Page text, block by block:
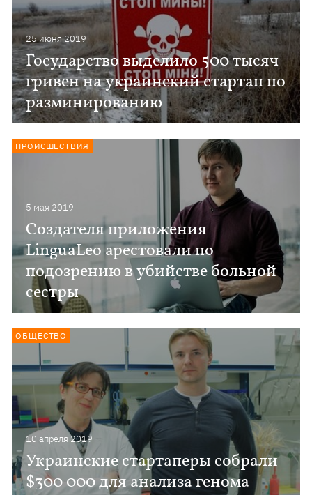
25 июня 2019
Государство выделило 500 тысяч
гривен на украинский стартап по
разминированию
5 мая 2019
Создателя приложения
LinguaLeo арестовали по
подозрению в убийстве больной
сестры
ПРОИСШЕСТВИЯ
10 апреля 2019
Украинские стартаперы собрали
$300 000 для анализа генома
ОБЩЕСТВО